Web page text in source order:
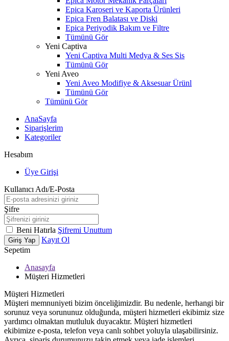
Epica Karoseri ve Kaporta Ürünleri
Epica Fren Balatası ve Diski
Epica Periyodik Bakım ve Filtre
Tümünü Gör
Yeni Captiva
Yeni Captiva Multi Medya & Ses Sis
Tümünü Gör
Yeni Aveo
Yeni Aveo Modifiye & Aksesuar Ürünl
Tümünü Gör
Tümünü Gör
AnaSayfa
Siparişlerim
Kategoriler
Hesabım
Üye Girişi
Kullanıcı Adı/E-Posta
Şifre
Beni Hatırla Şifremi Unuttum
Giriş Yap
Kayıt Ol
Sepetim
Anasayfa
Müşteri Hizmetleri
Müşteri Hizmetleri
Müşteri memnuniyeti bizim önceliğimizdir. Bu nedenle, herhangi bir
sorunuz veya sorununuz olduğunda, müşteri hizmetleri ekibimiz size
yardımcı olmaktan mutluluk duyacaktır. Müşteri hizmetleri
ekibimize e-posta, telefon veya canlı sohbet yoluyla ulaşabilirsiniz.